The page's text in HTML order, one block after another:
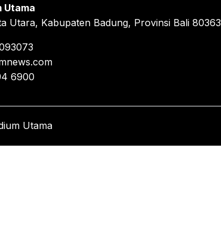
Utama
Utara, Kabupaten Badung, Provinsi Bali 80363
6900
Utama